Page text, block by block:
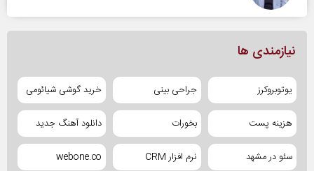
نیازمندی ها
یوتوبروکرز جراحی بینی خرید گوشی شیائومی
هزینه پست بخورات دانلود آهنگ جدید
سئو در مشهد نرم افزار CRM webone.co